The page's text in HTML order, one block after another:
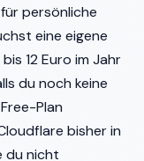
persönliche
eine eigene
12 Euro im Jahr
du noch keine
Plan
bisher in
du nicht